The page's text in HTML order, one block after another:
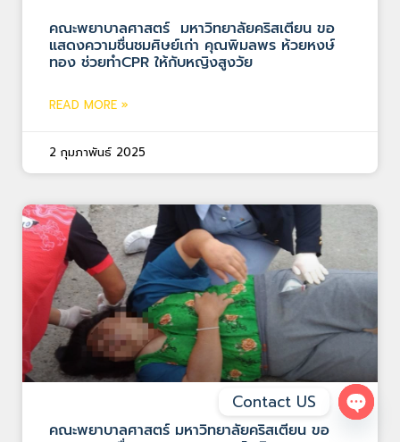
คณะพยาบาลศาสตร์ มหาวิทยาลัยคริสเตียน ขอ
แสดงความชื่นชมศิษย์เก่า คุณพิมลพร ห้วยหงษ์
ทอง ช่วยทำCPR ให้กับหญิงสูงวัย
READ MORE »
2 กุมภาพันธ์ 2025
คณะพยาบาลศาสตร์ มหาวิทยาลัยคริสเตียน ขอ
Contact US